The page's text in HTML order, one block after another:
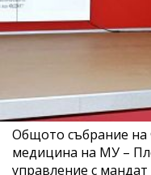
Общото събрание на
медицина на МУ –
управление с